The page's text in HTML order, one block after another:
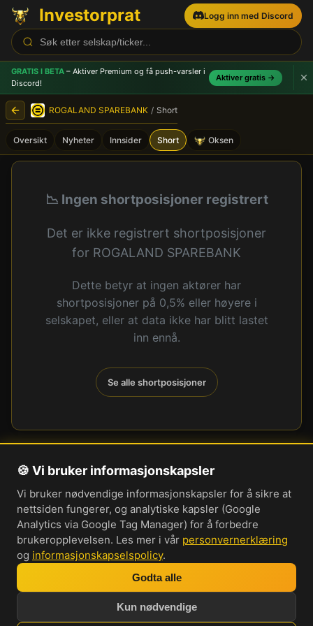
Investorprat Logg inn med Discord
GRATIS I BETA – Aktiver Premium og få push-varsler i
Discord!
Aktiver gratis →
ROGALAND SPAREBANK / Short
Oversikt Nyheter Innsider Short Oksen
📉 Ingen shortposisjoner registrert
Det er ikke registrert shortposisjoner
for ROGALAND SPAREBANK
Dette betyr at ingen aktører har
shortposisjoner på 0,5% eller høyere i
selskapet, eller at data ikke har blitt lastet
inn ennå.
Se alle shortposisjoner
Om oss
Personvernerklæring
Informasjonskapsler
Brukervilkår
Cookie-innstillinger
Investorprat 2026. Norsk forum og
🍪 Vi bruker informasjonskapsler
Vi bruker nødvendige informasjonskapsler for å sikre at
nettsiden fungerer, og analytiske kapsler (Google
Analytics via Google Tag Manager) for å forbedre
brukeropplevelsen. Les mer i vår personvernerklæring
og informasjonskapselspolicy.
Godta alle
Kun nødvendige